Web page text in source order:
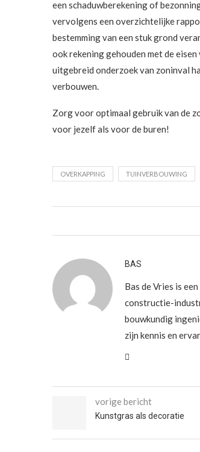
een schaduwberekening of
vervolgens een overzichtelijke
bestemming van een stuk grond
ook rekening gehouden met de
uitgebreid onderzoek van zoninval
verbouwen.
Zorg voor optimaal gebruik van de
voor jezelf als voor de buren!
OVERKAPPING TUINVERBOUWING
BAS
Bas de Vries is
constructie-
bouwkundig
zijn kennis en
vorige bericht
Kunstgras als decoratie